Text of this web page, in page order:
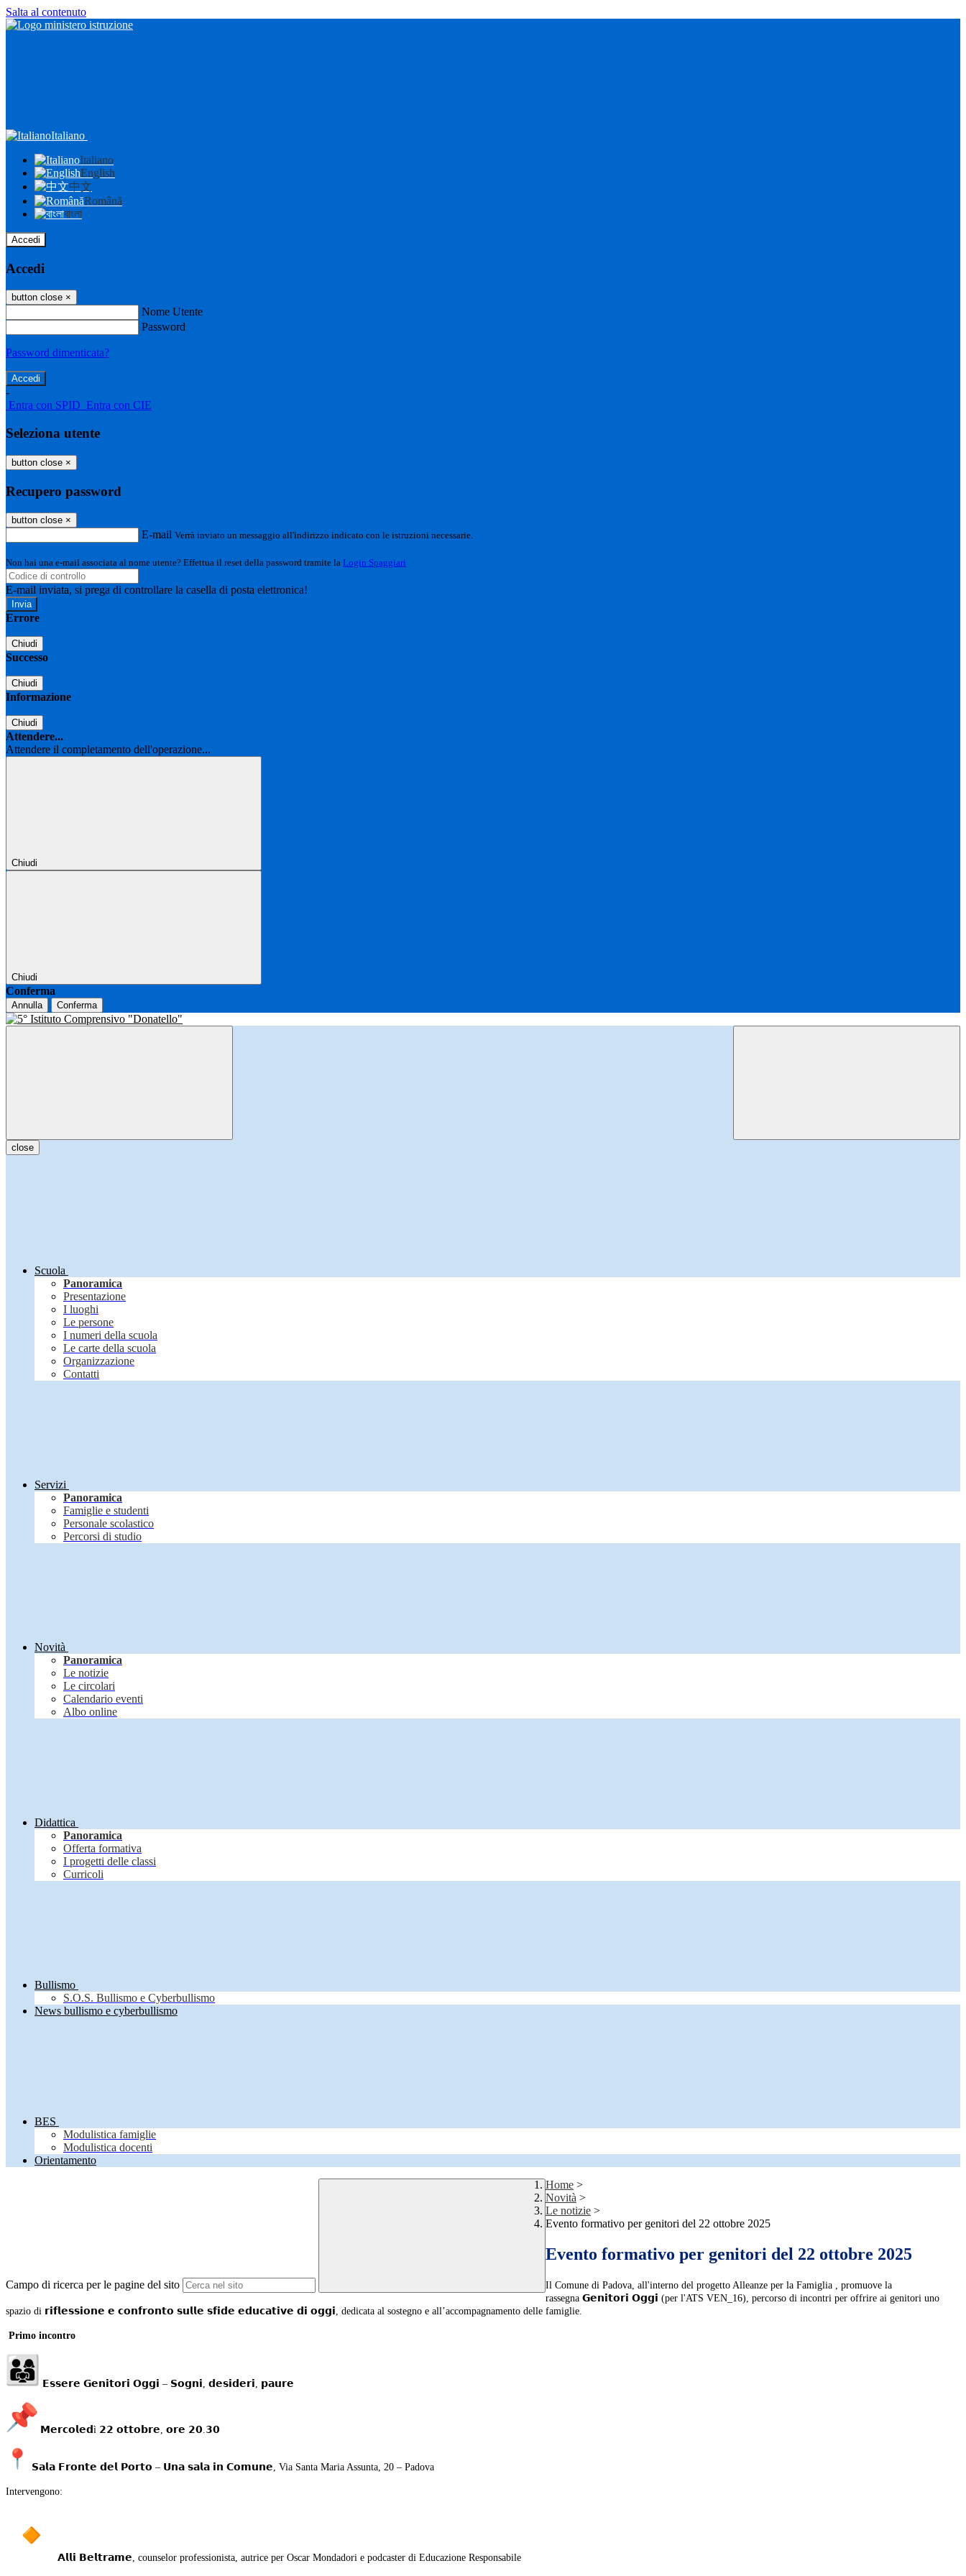
Salta al contenuto
Italiano
Italiano
English
中文
Română
বাংলা
Accedi
Accedi
button close ×
Nome Utente
Password
Password dimenticata?
-
Entra con SPID Entra con CIE
Seleziona utente
button close ×
Recupero password
button close ×
E-mail Verrà inviato un messaggio all'indirizzo indicato con le istruzioni necessarie.
Non hai una e-mail associata al nome utente? Effettua il reset della password tramite la Login Spaggiari
E-mail inviata, si prega di controllare la casella di posta elettronica!
Errore
Chiudi
Successo
Chiudi
Informazione
Chiudi
Attendere...
Attendere il completamento dell'operazione...
Chiudi
Chiudi
Conferma
Annulla Conferma
close
Scuola
Panoramica
Presentazione
I luoghi
Le persone
I numeri della scuola
Le carte della scuola
Organizzazione
Contatti
Servizi
Panoramica
Famiglie e studenti
Personale scolastico
Percorsi di studio
Novità
Panoramica
Le notizie
Le circolari
Calendario eventi
Albo online
Didattica
Panoramica
Offerta formativa
I progetti delle classi
Curricoli
Bullismo
S.O.S. Bullismo e Cyberbullismo
News bullismo e cyberbullismo
BES
Modulistica famiglie
Modulistica docenti
Orientamento
Campo di ricerca per le pagine del sito
Home >
Novità >
Le notizie >
Evento formativo per genitori del 22 ottobre 2025
Evento formativo per genitori del 22 ottobre 2025
Il Comune di Padova, all'interno del progetto Alleanze per la Famiglia , promuove la
rassegna 𝗚𝗲𝗻𝗶𝘁𝗼𝗿𝗶 𝗢𝗴𝗴𝗶 (per l'ATS VEN_16), percorso di incontri per offrire ai genitori uno
spazio di 𝗿𝗶𝗳𝗹𝗲𝘀𝘀𝗶𝗼𝗻𝗲 𝗲 𝗰𝗼𝗻𝗳𝗿𝗼𝗻𝘁𝗼 𝘀𝘂𝗹𝗹𝗲 𝘀𝗳𝗶𝗱𝗲 𝗲𝗱𝘂𝗰𝗮𝘁𝗶𝘃𝗲 𝗱𝗶 𝗼𝗴𝗴𝗶, dedicata al sostegno e all’accompagnamento delle famiglie.
Primo incontro
𝗘𝘀𝘀𝗲𝗿𝗲 𝗚𝗲𝗻𝗶𝘁𝗼𝗿𝗶 𝗢𝗴𝗴𝗶 – 𝗦𝗼𝗴𝗻𝗶, 𝗱𝗲𝘀𝗶𝗱𝗲𝗿𝗶, 𝗽𝗮𝘂𝗿𝗲
𝗠𝗲𝗿𝗰𝗼𝗹𝗲𝗱ì 𝟮𝟮 𝗼𝘁𝘁𝗼𝗯𝗿𝗲, 𝗼𝗿𝗲 𝟮𝟬.𝟯𝟬
𝗦𝗮𝗹𝗮 𝗙𝗿𝗼𝗻𝘁𝗲 𝗱𝗲𝗹 𝗣𝗼𝗿𝘁𝗼 – 𝗨𝗻𝗮 𝘀𝗮𝗹𝗮 𝗶𝗻 𝗖𝗼𝗺𝘂𝗻𝗲, Via Santa Maria Assunta, 20 – Padova
Intervengono:
𝗔𝗹𝗹𝗶 𝗕𝗲𝗹𝘁𝗿𝗮𝗺𝗲, counselor professionista, autrice per Oscar Mondadori e podcaster di Educazione Responsabile